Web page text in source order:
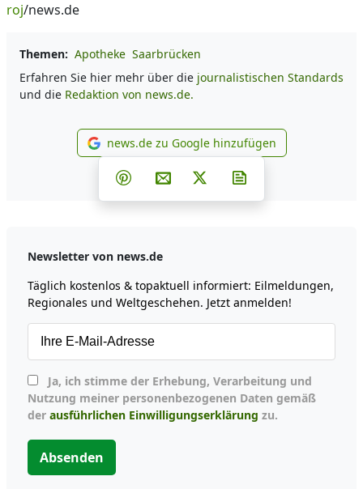
roj/news.de
Themen: Apotheke Saarbrücken
Erfahren Sie hier mehr über die journalistischen Standards
und die Redaktion von news.de.
news.de zu Google
news.de zu Google hinzufügen
Teilen auf Facebook
Teilen auf Whatsapp
Teilen auf Telegram
Teilen auf Pinterest
Per E-Mail teilen
Post auf X
Newsletter von news.de
Täglich kostenlos & topaktuell informiert: Eilmeldungen,
Regionales und Weltgeschehen. Jetzt anmelden!
Nutzung meiner personenbezogenen Daten gemäß
der ausführlichen Einwilligungserklärung zu.
Absenden